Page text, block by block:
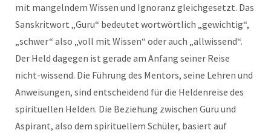
mit mangelndem Wissen und Ignoranz gleichgesetzt. Das
Sanskritwort „Guru“ bedeutet wortwörtlich „gewichtig“,
„schwer“ also „voll mit Wissen“ oder auch „allwissend“.
Der Held dagegen ist gerade am Anfang seiner Reise
nicht-wissend. Die Führung des Mentors, seine Lehren und
Anweisungen, sind entscheidend für die Heldenreise des
spirituellen Helden. Die Beziehung zwischen Guru und
Aspirant, also dem spirituellem Schüler, basiert auf